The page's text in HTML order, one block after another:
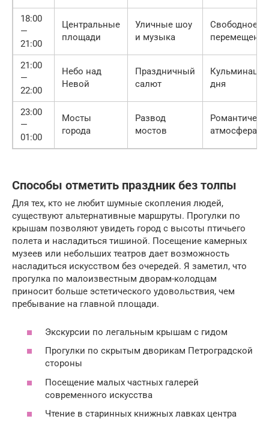
18:00
—
21:00
Центральные
площади
Уличные шоу
и музыка
Свободное
перемещение
21:00
—
22:00
Небо над
Невой
Праздничный
салют
Кульминация
дня
23:00
—
01:00
Мосты
города
Развод
мостов
атмосфера
Способы отметить праздник без толпы
Для тех, кто не любит шумные скопления людей,
существуют альтернативные маршруты. Прогулки по
крышам позволяют увидеть город с высоты птичьего
полета и насладиться тишиной. Посещение камерных
музеев или небольших театров дает возможность
насладиться искусством без очередей. Я заметил, что
прогулка по малоизвестным дворам-колодцам
приносит больше эстетического удовольствия, чем
пребывание на главной площади.
Экскурсии по легальным крышам с гидом
Прогулки по скрытым дворикам Петроградской
стороны
Посещение малых частных галерей
современного искусства
Чтение в старинных книжных лавках центра